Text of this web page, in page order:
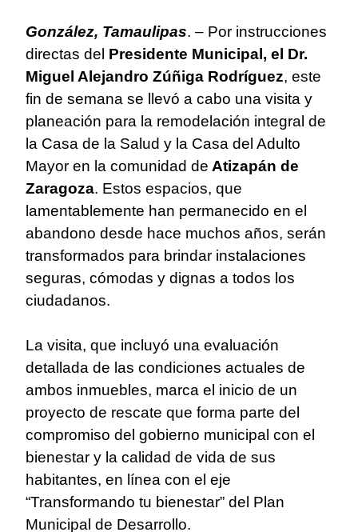
González, Tamaulipas. – Por instrucciones
directas del Presidente Municipal, el Dr.
Miguel Alejandro Zúñiga Rodríguez, este
fin de semana se llevó a cabo una visita y
planeación para la remodelación integral de
la Casa de la Salud y la Casa del Adulto
Mayor en la comunidad de Atizapán de
Zaragoza. Estos espacios, que
lamentablemente han permanecido en el
abandono desde hace muchos años, serán
transformados para brindar instalaciones
seguras, cómodas y dignas a todos los
ciudadanos.
La visita, que incluyó una evaluación
detallada de las condiciones actuales de
ambos inmuebles, marca el inicio de un
proyecto de rescate que forma parte del
compromiso del gobierno municipal con el
bienestar y la calidad de vida de sus
habitantes, en línea con el eje
“Transformando tu bienestar” del Plan
Municipal de Desarrollo.